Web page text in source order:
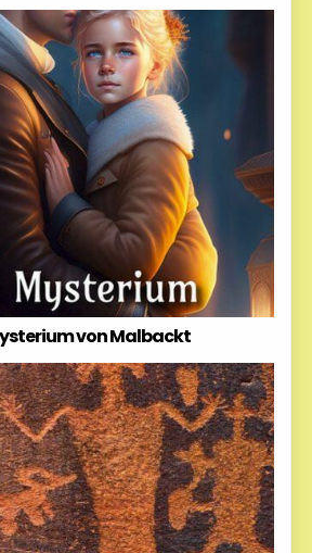
von Malbackt